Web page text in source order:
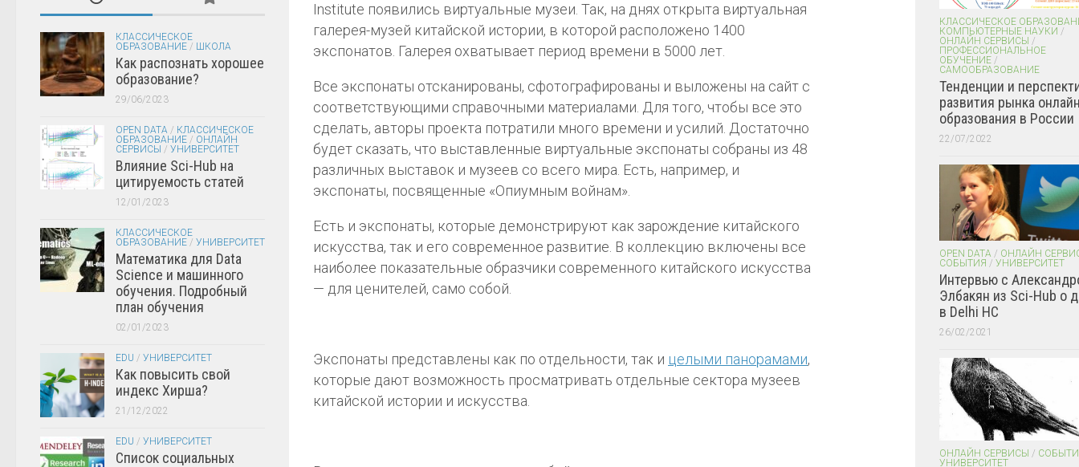
Institute появились виртуальные музеи. Так, на днях открыта виртуальная
галерея-музей китайской истории, в которой расположено 1400
экспонатов. Галерея охватывает период времени в 5000 лет.
Все экспонаты отсканированы, сфотографированы и выложены на сайт с
соответствующими справочными материалами. Для того, чтобы все это
сделать, авторы проекта потратили много времени и усилий. Достаточно
будет сказать, что выставленные виртуальные экспонаты собраны из 48
различных выставок и музеев со всего мира. Есть, например, и
экспонаты, посвященные «Опиумным войнам».
Есть и экспонаты, которые демонстрируют как зарождение китайского
искусства, так и его современное развитие. В коллекцию включены все
наиболее показательные образчики современного китайского искусства
— для ценителей, само собой.
Экспонаты представлены как по отдельности, так и целыми панорамами,
которые дают возможность просматривать отдельные сектора музеев
китайской истории и искусства.
КЛАССИЧЕСКОЕ
ОБРАЗОВАНИЕ / ШКОЛА
Как распознать хорошее
образование?
29/06/2023
OPEN DATA / КЛАССИЧЕСКОЕ
ОБРАЗОВАНИЕ / ОНЛАЙН
СЕРВИСЫ / УНИВЕРСИТЕТ
Влияние Sci-Hub на
цитируемость статей
12/01/2023
КЛАССИЧЕСКОЕ
ОБРАЗОВАНИЕ / УНИВЕРСИТЕТ
Математика для Data
Science и машинного
обучения. Подробный
план обучения
02/01/2023
EDU / УНИВЕРСИТЕТ
Как повысить свой
индекс Хирша?
21/12/2022
EDU / УНИВЕРСИТЕТ
Список социальных
КЛАССИЧЕСКОЕ
КОМПЬЮТЕРНЫЕ НАУКИ /
ОНЛАЙН СЕРВИСЫ /
ПРОФЕССИОНАЛЬНОЕ
ОБУЧЕНИЕ /
САМООБРАЗОВАНИЕ
Тенденции и
развития рынка
образования в России
22/07/2022
OPEN DATA / ОНЛАЙН
СОБЫТИЯ / УНИВЕРСИТЕТ
Интервью с
Элбакян из Sci-Hub о
в Delhi HC
26/02/2021
ОНЛАЙН СЕРВИСЫ /
УНИВЕРСИТЕТ